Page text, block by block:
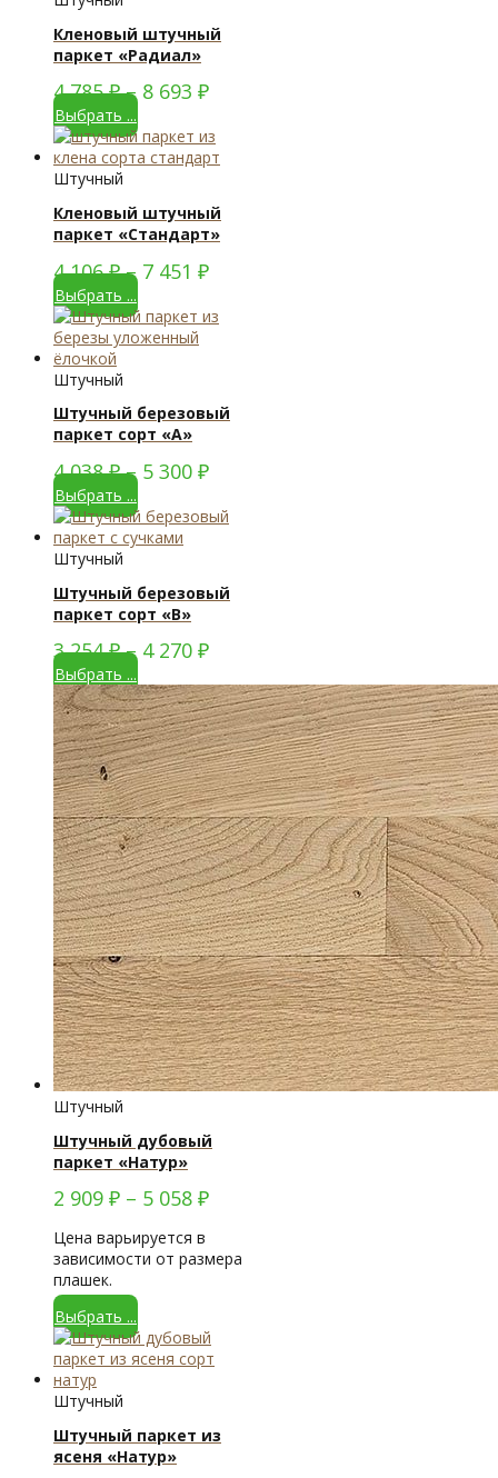
Кленовый штучный
паркет «Радиал»
4 785₽– 8 693 ₽
Выбрать ...
Штучный
Кленовый штучный
паркет «Стандарт»
4 106₽– 7 451 ₽
Выбрать ...
Штучный
Штучный березовый
паркет сорт «А»
4 038₽– 5 300 ₽
Выбрать ...
Штучный
Штучный березовый
паркет сорт «В»
3 254₽– 4 270 ₽
Выбрать ...
Штучный
Штучный дубовый
паркет «Натур»
2 909 ₽ – 5 058 ₽
Цена варьируется в
зависимости от размера
плашек.
Выбрать ...
Штучный
Штучный паркет из
ясеня «Натур»